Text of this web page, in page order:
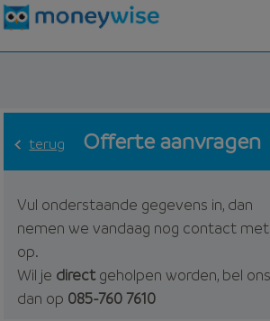
terug Offerte aanvragen
Vul onderstaande gegevens in, dan
nemen we vandaag nog contact
op.
Wil je directgeholpen worden, bel ons
dan op 085-760 7610